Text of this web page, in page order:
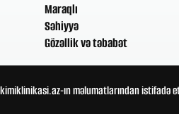
Maraqlı
Səhiyyə
Gözəllik və təbabət
ın məlumatlarından